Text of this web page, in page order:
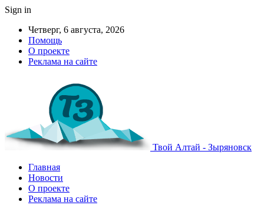
Sign in
Четверг, 6 августа, 2026
Помощь
О проекте
Реклама на сайте
Твой Алтай - Зыряновск
Главная
Новости
О проекте
Реклама на сайте